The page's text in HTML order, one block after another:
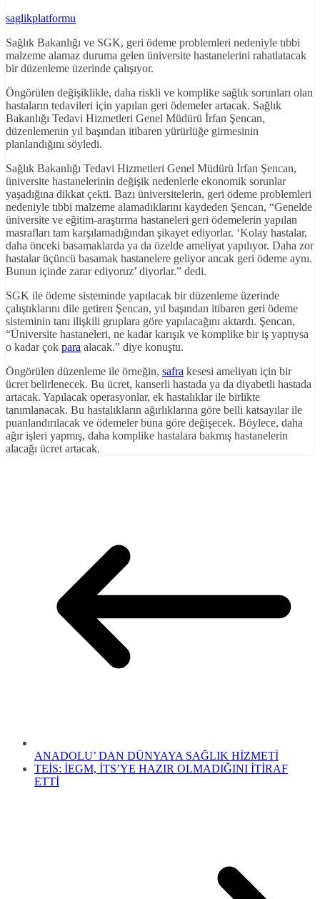
saglikplatformu
Sağlık Bakanlığı ve SGK, geri ödeme problemleri nedeniyle tıbbi
malzeme alamaz duruma gelen üniversite hastanelerini rahatlatacak
bir düzenleme üzerinde çalışıyor.
Öngörülen değişiklikle, daha riskli ve komplike sağlık sorunları olan
hastaların tedavileri için yapılan geri ödemeler artacak. Sağlık
Bakanlığı Tedavi Hizmetleri Genel Müdürü İrfan Şencan,
düzenlemenin yıl başından itibaren yürürlüğe girmesinin
planlandığını söyledi.
Sağlık Bakanlığı Tedavi Hizmetleri Genel Müdürü İrfan Şencan,
üniversite hastanelerinin değişik nedenlerle ekonomik sorunlar
yaşadığına dikkat çekti. Bazı üniversitelerin, geri ödeme problemleri
nedeniyle tıbbi malzeme alamadıklarını kaydeden Şencan, “Genelde
üniversite ve eğitim-araştırma hastaneleri geri ödemelerin yapılan
masrafları tam karşılamadığından şikayet ediyorlar. ‘Kolay hastalar,
daha önceki basamaklarda ya da özelde ameliyat yapılıyor. Daha zor
hastalar üçüncü basamak hastanelere geliyor ancak geri ödeme aynı.
Bunun içinde zarar ediyoruz’ diyorlar.” dedi.
SGK ile ödeme sisteminde yapılacak bir düzenleme üzerinde
çalıştıklarını dile getiren Şencan, yıl başından itibaren geri ödeme
sisteminin tanı ilişkili gruplara göre yapılacağını aktardı. Şencan,
“Üniversite hastaneleri, ne kadar karışık ve komplike bir iş yaptıysa
o kadar çok para alacak.” diye konuştu.
Öngörülen düzenleme ile örneğin, safra kesesi ameliyatı için bir
ücret belirlenecek. Bu ücret, kanserli hastada ya da diyabetli hastada
artacak. Yapılacak operasyonlar, ek hastalıklar ile birlikte
tanımlanacak. Bu hastalıkların ağırlıklarına göre belli katsayılar ile
puanlandırılacak ve ödemeler buna göre değişecek. Böylece, daha
ağır işleri yapmış, daha komplike hastalara bakmış hastanelerin
alacağı ücret artacak.
ANADOLU’ DAN DÜNYAYA SAĞLIK HİZMETİ
TEİS: İEGM, İTS’YE HAZIR OLMADIĞINI İTİRAF
ETTİ